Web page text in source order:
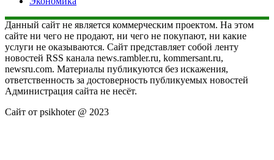
Данный сайт не является коммерческим проектом. На этом
сайте ни чего не продают, ни чего не покупают, ни какие
услуги не оказываются. Сайт представляет собой ленту
новостей RSS канала news.rambler.ru, kommersant.ru,
newsru.com. Материалы публикуются без искажения,
ответственность за достоверность публикуемых новостей
Администрация сайта не несёт.
Сайт от psikhoter @ 2023